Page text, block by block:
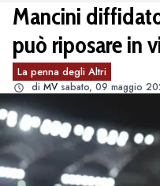
Mancini
può riposare in
La penna degli Altri
di MV sabato, 09 maggio